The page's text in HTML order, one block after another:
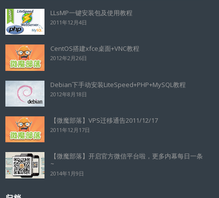
LLsMP一键安装包及使用教程
2011年12月4日
CentOS搭建xfce桌面+VNC教程
2012年2月26日
Debian下手动安装LiteSpeed+PHP+MySQL教程
2012年8月18日
【微魔部落】VPS迁移通告2011/12/17
2011年12月17日
【微魔部落】开启官方微信平台啦，更多内幕每日一条
~
2014年1月9日